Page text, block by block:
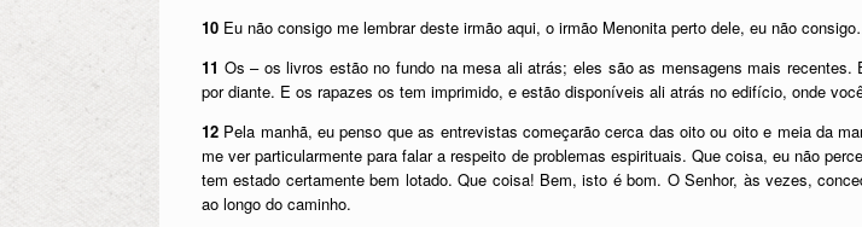
10 Eu não consigo me lembrar deste irmão aqui, o irmão Menonita perto dele, eu não
11 Os – os livros estão no fundo na mesa ali atrás; eles são as mensagens mais
por diante. E os rapazes os tem imprimido, e estão disponíveis ali atrás no edifício, onde
12 Pela manhã, eu penso que as entrevistas começarão cerca das oito ou oito e meia da
me ver particularmente para falar a respeito de problemas espirituais. Que coisa, eu não
tem estado certamente bem lotado. Que coisa! Bem, isto é bom. O Senhor, às vezes,
ao longo do caminho.